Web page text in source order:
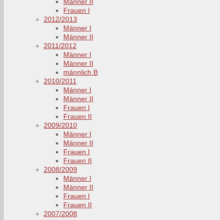
Frauen I
2012/2013
Männer I
Männer II
2011/2012
Männer I
Männer II
männlich B
2010/2011
Männer I
Männer II
Frauen I
Frauen II
2009/2010
Männer I
Männer II
Frauen I
Frauen II
2008/2009
Männer I
Männer II
Frauen I
Frauen II
2007/2008